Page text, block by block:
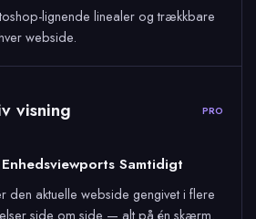
lignende linealer og trækkbare
webside.
visning PRO
Samtidigt
den aktuelle webside gengivet i flere
side om side — alt på én skærm.